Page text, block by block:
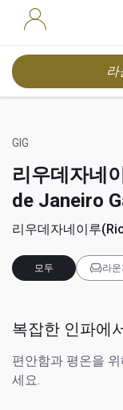
GIG
리우데자네
de Janeiro
리우데자네이루
모두 라운
복잡한 인파에
편안함과 평온을
세요.